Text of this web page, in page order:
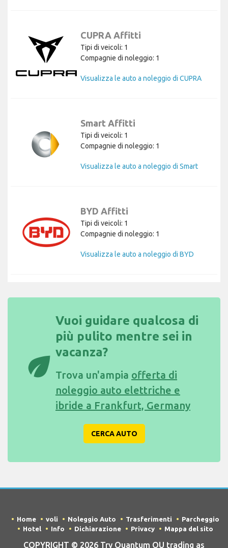
CUPRA Affitti
Tipi di veicoli: 1
Compagnie di noleggio: 1
Visualizza le auto a noleggio di CUPRA
Smart Affitti
Tipi di veicoli: 1
Compagnie di noleggio: 1
Visualizza le auto a noleggio di Smart
BYD Affitti
Tipi di veicoli: 1
Compagnie di noleggio: 1
Visualizza le auto a noleggio di BYD
eco
Vuoi guidare qualcosa di
più pulito mentre sei in
vacanza?
Trova un'ampia offerta di
noleggio auto elettriche e
ibride a Frankfurt, Germany
CERCA AUTO
Home voli Noleggio Auto Trasferimenti
Parcheggio
Hotel
Info Dichiarazione Privacy Mappa del sito
COPYRIGHT © 2026 Try Quantum OU trading as